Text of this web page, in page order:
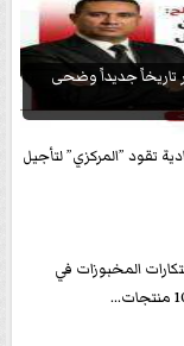
جديداً وضحى
تقود ”المركزي” لتأجيل
المخبوزات في